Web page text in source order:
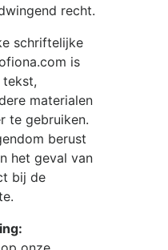
recht.
schriftelijke
is
materialen
te gebruiken.
berust
het geval van
bij de